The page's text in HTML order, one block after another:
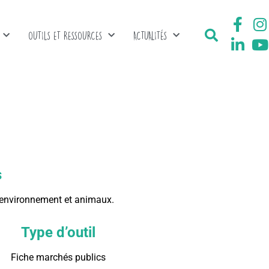
OUTILS ET RESSOURCES ACTUALITÉS
et animaux.
Type d’outil
Fiche marchés publics